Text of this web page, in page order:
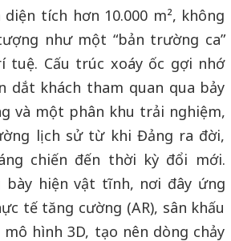
tích hơn 10.000 m², không
như một “bản trường ca”
tuệ. Cấu trúc xoáy ốc gợi nhớ
dắt khách tham quan qua bảy
và một phân khu trải nghiệm,
lịch sử từ khi Đảng ra đời,
chiến đến thời kỳ đổi mới.
bày hiện vật tĩnh, nơi đây ứng
tế tăng cường (AR), sân khấu
hình 3D, tạo nên dòng chảy